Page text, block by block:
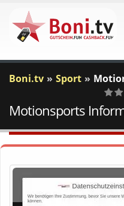
Boni.tv Sport
0
Motionsports